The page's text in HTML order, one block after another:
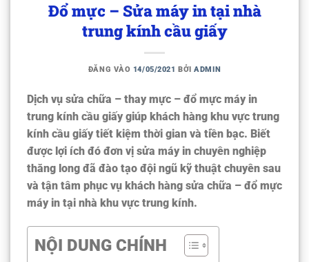
Đổ mực – Sửa máy in tại nhà
trung kính cầu giấy
ĐĂNG VÀO 14/05/2021 BỞIADMIN
Dịch vụ sửa chữa – thay mực – đổ mực máy in
trung kính cầu giấygiúp khách hàng khu vực trung
kính cầu giấy tiết kiệm thời gian và tiền bạc. Biết
được lợi ích đó đơn vị sửa máy in chuyên nghiệp
thăng long đã đào tạo đội ngũ kỹ thuật chuyên sau
và tận tâm phục vụ khách hàng sửa chữa – đổ mực
máy in tại nhà khu vực trung kính.
NỘI DUNG CHÍNH